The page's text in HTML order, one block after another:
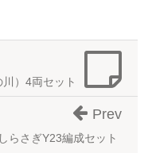
）4両セット
らさぎY23編成セット
Prev